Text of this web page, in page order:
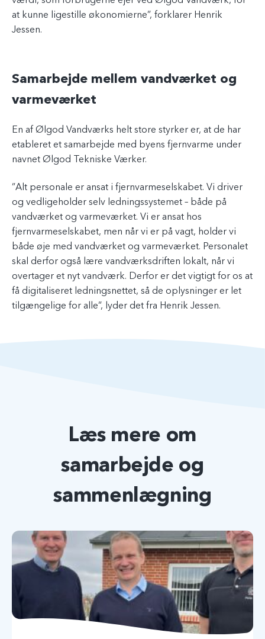
at kunne ligestille økonomierne”, forklarer Henrik
Jessen.
Samarbejde mellem vandværket og
varmeværket
En af Ølgod Vandværks helt store styrker er, at de har
etableret et samarbejde med byens fjernvarme under
navnet Ølgod Tekniske Værker.
”Alt personale er ansat i fjernvarmeselskabet. Vi driver
og vedligeholder selv ledningssystemet – både på
vandværket og varmeværket. Vi er ansat hos
fjernvarmeselskabet, men når vi er på vagt, holder vi
både øje med vandværket og varmeværket. Personalet
skal derfor også lære vandværksdriften lokalt, når vi
overtager et nyt vandværk. Derfor er det vigtigt for os at
få digitaliseret ledningsnettet, så de oplysninger er let
tilgængelige for alle”, lyder det fra Henrik Jessen.
Læs mere om
samarbejde og
sammenlægning